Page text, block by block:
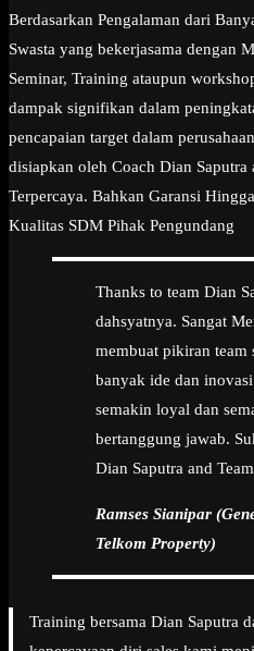
Berdasarkan Pengalaman dari
Swasta yang bekerjasama dengan
Seminar, Training ataupun
dampak signifikan dalam
pencapaian target dalam
disiapkan oleh Coach Dian Saputra
Terpercaya. Bahkan Garansi
Kualitas SDM Pihak Pengundang
Thanks to team Dian
dahsyatnya. Sangat
membuat pikiran team
banyak ide dan
semakin loyal dan
bertanggung jawab.
Dian Saputra and Team
Ramses Sianipar
Telkom Property)
Training bersama Dian Saputra